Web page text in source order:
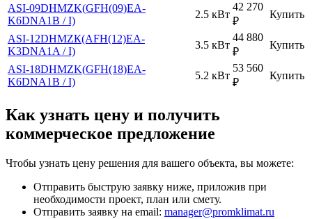
ASI-09DHMZK(GFH(09)EA-
K6DNA1B / I)
2.5 кВт
42 270
₽
Купить
ASI-12DHMZК(AFH(12)EA-
K3DNA1A / I)
3.5 кВт
44 880
₽
Купить
ASI-18DHMZK(GFH(18)EA-
K6DNA1B / I)
5.2 кВт
53 560
₽
Купить
Как узнать цену и получить
коммерческое предложение
Чтобы узнать цену решения для вашего объекта, вы можете:
Отправить быструю заявку ниже, приложив при
необходимости проект, план или смету.
Отправить заявку на email: manager@promklimat.ru